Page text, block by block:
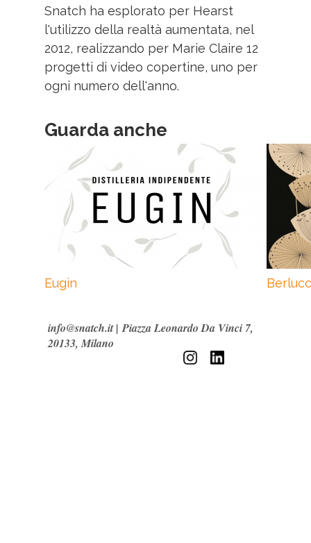
Snatch ha esplorato per Hearst
l'utilizzo della realtà aumentata, nel
2012, realizzando per Marie Claire 12
progetti di video copertine, uno per
ogni numero dell'anno.
Guarda anche
Eugin
info@snatch.it|Piazza Leonardo Da Vinci 7,
20133, Milano